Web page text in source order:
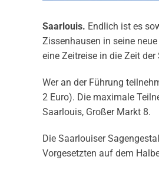
Saarlouis. Endlich ist es
Zissenhausen in seine
eine Zeitreise in die Zeit
Wer an der Führung
2 Euro). Die maximale
Saarlouis, Großer Markt 8.
Die Saarlouiser
Vorgesetzten auf dem